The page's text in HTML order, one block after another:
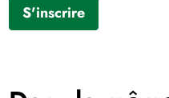
S'inscrire